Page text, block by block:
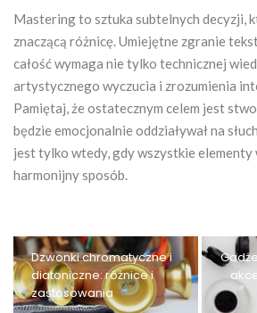
Mastering to sztuka subtelnych decyzji,
znaczącą różnicę. Umiejętne zgranie
całość wymaga nie tylko technicznej
artystycznego wyczucia i zrozumienia
Pamiętaj, że ostatecznym celem jest
będzie emocjonalnie oddziaływał na
jest tylko wtedy, gdy wszystkie elementy
harmonijny sposób.
Dzwonki chromatyczne i
diatoniczne: różnice i
zastosowania